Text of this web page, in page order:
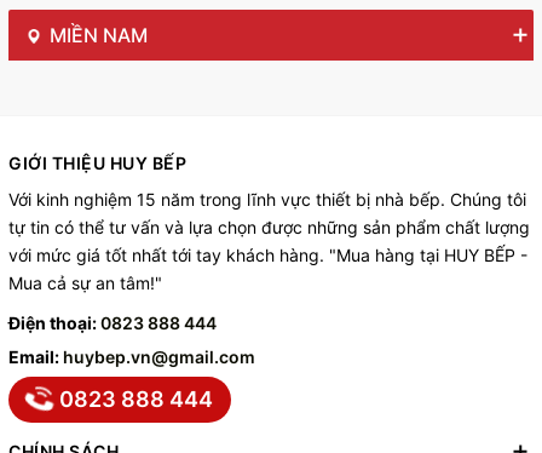
MIỀN NAM
GIỚI THIỆU HUY BẾP
Với kinh nghiệm 15 năm trong lĩnh vực thiết bị nhà bếp. Chúng tôi
tự tin có thể tư vấn và lựa chọn được những sản phẩm chất lượng
với mức giá tốt nhất tới tay khách hàng. "Mua hàng tại HUY BẾP -
Mua cả sự an tâm!"
Điện thoại:0823 888 444
Email: huybep.vn@gmail.com
0823 888 444